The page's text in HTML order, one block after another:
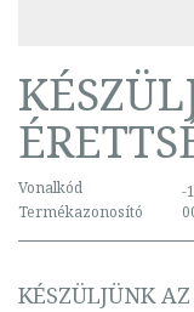
Vonalkód
-
Termékazonosító
KÉSZÜLJÜNK